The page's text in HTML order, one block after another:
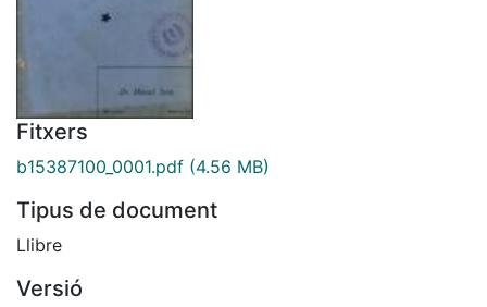
Fitxers
b15387100_0001.pdf (4.56 MB)
Tipus de document
Llibre
Versió